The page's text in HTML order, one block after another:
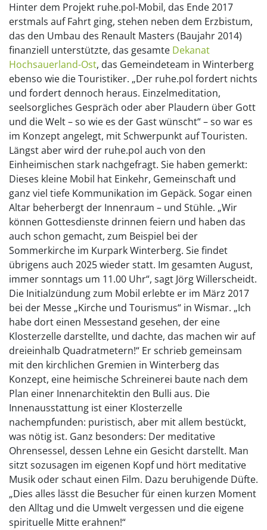
Hinter dem Projekt ruhe.pol-Mobil, das Ende 2017
erstmals auf Fahrt ging, stehen neben dem Erzbistum,
das den Umbau des Renault Masters (Baujahr 2014)
finanziell unterstützte, das gesamte Dekanat
Hochsauerland-Ost, das Gemeindeteam in Winterberg
ebenso wie die Touristiker. „Der ruhe.pol fordert nichts
und fordert dennoch heraus. Einzelmeditation,
seelsorgliches Gespräch oder aber Plaudern über Gott
und die Welt – so wie es der Gast wünscht“ – so war es
im Konzept angelegt, mit Schwerpunkt auf Touristen.
Längst aber wird der ruhe.pol auch von den
Einheimischen stark nachgefragt. Sie haben gemerkt:
Dieses kleine Mobil hat Einkehr, Gemeinschaft und
ganz viel tiefe Kommunikation im Gepäck. Sogar einen
Altar beherbergt der Innenraum – und Stühle. „Wir
können Gottesdienste drinnen feiern und haben das
auch schon gemacht, zum Beispiel bei der
Sommerkirche im Kurpark Winterberg. Sie findet
übrigens auch 2025 wieder statt. Im gesamten August,
immer sonntags um 11.00 Uhr“, sagt Jörg Willerscheidt.
Die Initialzündung zum Mobil erlebte er im März 2017
bei der Messe „Kirche und Tourismus“ in Wismar. „Ich
habe dort einen Messestand gesehen, der eine
Klosterzelle darstellte, und dachte, das machen wir auf
dreieinhalb Quadratmetern!“ Er schrieb gemeinsam
mit den kirchlichen Gremien in Winterberg das
Konzept, eine heimische Schreinerei baute nach dem
Plan einer Innenarchitektin den Bulli aus. Die
Innenausstattung ist einer Klosterzelle
nachempfunden: puristisch, aber mit allem bestückt,
was nötig ist. Ganz besonders: Der meditative
Ohrensessel, dessen Lehne ein Gesicht darstellt. Man
sitzt sozusagen im eigenen Kopf und hört meditative
Musik oder schaut einen Film. Dazu beruhigende Düfte.
„Dies alles lässt die Besucher für einen kurzen Moment
den Alltag und die Umwelt vergessen und die eigene
spirituelle Mitte erahnen!“